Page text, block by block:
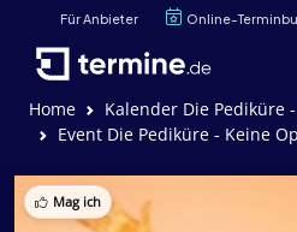
Für Anbieter Online-
Home
Kalender Die Pediküre
Event Die Pediküre - Keine
Mag ich